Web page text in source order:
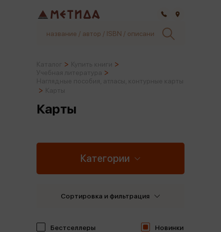
Карты
Категории
Бестселлеры Новинки
Сортировка и фильтрация